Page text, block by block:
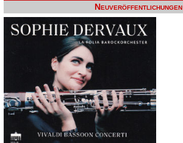
Neuveröffentlichungen